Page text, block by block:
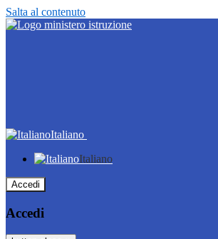
Salta al contenuto
Italiano
Italiano
Accedi
Accedi